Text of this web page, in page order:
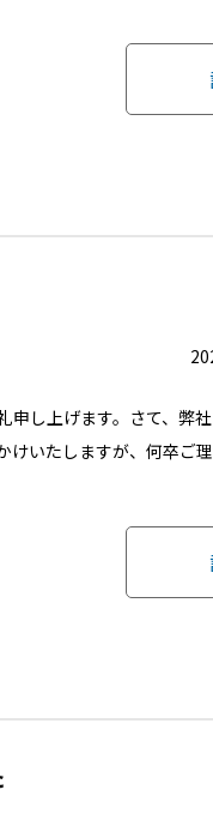
申し上げます。さて、弊
けいたしますが、何卒ご